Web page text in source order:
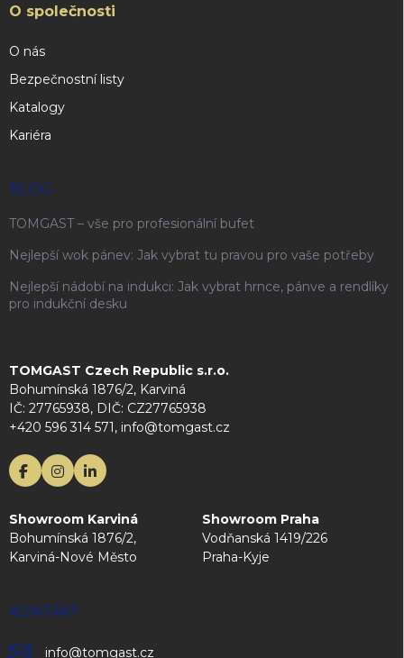
O společnosti
O nás
Bezpečnostní listy
Katalogy
Kariéra
BLOG
TOMGAST – vše pro profesionální bufet
Nejlepší wok pánev: Jak vybrat tu pravou pro vaše potřeby
Nejlepší nádobí na indukci: Jak vybrat hrnce, pánve a rendlíky
pro indukční desku
TOMGAST Czech Republic s.r.o.
Bohumínská 1876/2, Karviná
IČ: 27765938, DIČ: CZ27765938
+420 596 314 571, info@tomgast.cz
Showroom Karviná
Bohumínská 1876/2,
Karviná-Nové Město
Showroom Praha
Vodňanská 1419/226
Praha-Kyje
KONTAKT
info@tomgast.cz